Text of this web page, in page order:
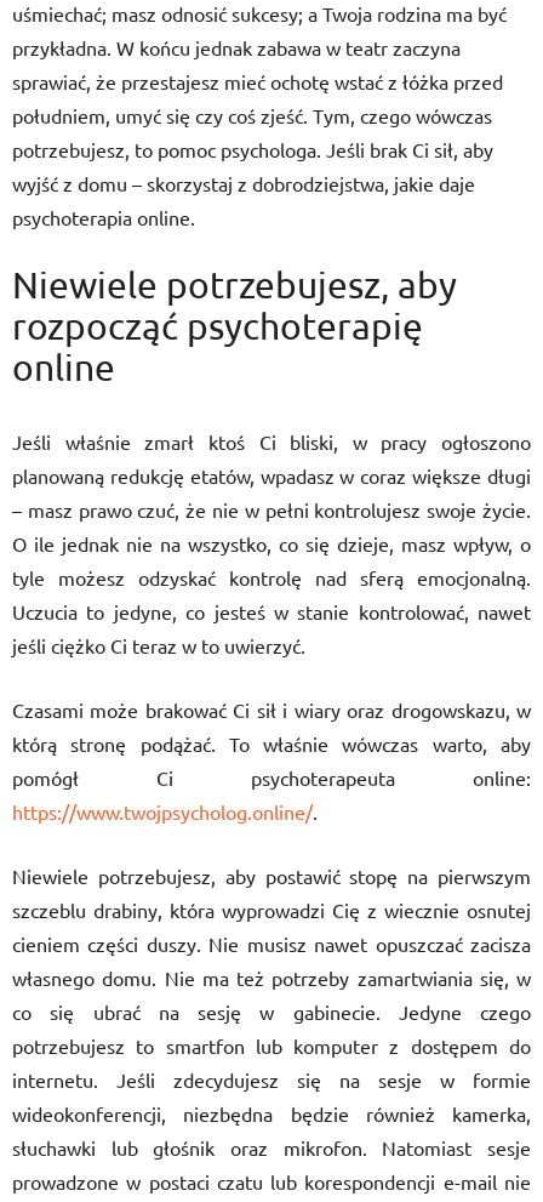
uśmiechać; masz odnosić sukcesy; a Twoja rodzina ma być
przykładna. W końcu jednak zabawa w teatr zaczyna
sprawiać, że przestajesz mieć ochotę wstać z łóżka przed
południem, umyć się czy coś zjeść. Tym, czego wówczas
potrzebujesz, to pomoc psychologa. Jeśli brak Ci sił, aby
wyjść z domu – skorzystaj z dobrodziejstwa, jakie daje
psychoterapia online.
Niewiele potrzebujesz, aby
rozpocząć psychoterapię
online
Jeśli właśnie zmarł ktoś Ci bliski, w pracy ogłoszono
planowaną redukcję etatów, wpadasz w coraz większe długi
– masz prawo czuć, że nie w pełni kontrolujesz swoje życie.
O ile jednak nie na wszystko, co się dzieje, masz wpływ, o
tyle możesz odzyskać kontrolę nad sferą emocjonalną.
Uczucia to jedyne, co jesteś w stanie kontrolować, nawet
jeśli ciężko Ci teraz w to uwierzyć.
Czasami może brakować Ci sił i wiary oraz drogowskazu, w
którą stronę podążać. To właśnie wówczas warto, aby
pomógł Ci psychoterapeuta online:
https://www.twojpsycholog.online/.
Niewiele potrzebujesz, aby postawić stopę na pierwszym
szczeblu drabiny, która wyprowadzi Cię z wiecznie osnutej
cieniem części duszy. Nie musisz nawet opuszczać zacisza
własnego domu. Nie ma też potrzeby zamartwiania się, w
co się ubrać na sesję w gabinecie. Jedyne czego
potrzebujesz to smartfon lub komputer z dostępem do
internetu. Jeśli zdecydujesz się na sesje w formie
wideokonferencji, niezbędna będzie również kamerka,
słuchawki lub głośnik oraz mikrofon. Natomiast sesje
prowadzone w postaci czatu lub korespondencji e-mail nie